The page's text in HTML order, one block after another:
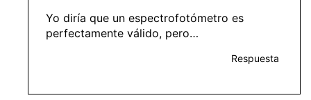
Yo diría que un espectrofotómetro es
perfectamente válido, pero…
Respuesta